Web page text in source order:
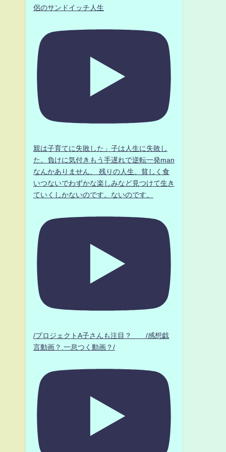
侶のサンドイッチ人生
親は子育てに失敗した」子は人生に失敗し
た。負けに気付きもう手遅れで逆転一発man
なんかありません、 残りの人生、貧しく食
いつないでわずかな楽しみなど見つけて生き
ていくしかないのです。ないのです。
/プロジェクトA子さんも注目？ /感想戯
言動画？.一息つく動画？/